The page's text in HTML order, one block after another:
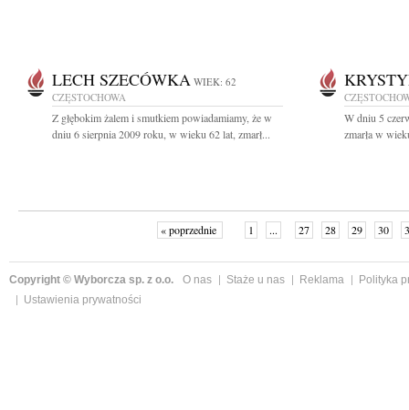
LECH SZECÓWKA WIEK: 62
CZĘSTOCHOWA
Z głębokim żalem i smutkiem powiadamiamy, że w
dniu 6 sierpnia 2009 roku, w wieku 62 lat, zmarł...
W dniu 5
zmarła w
« poprzednie 1 ... 27 28 29 30
Copyright © Wyborcza sp. z o.o. O nas Staże u nas Reklama
Polityka
Ustawienia prywatności